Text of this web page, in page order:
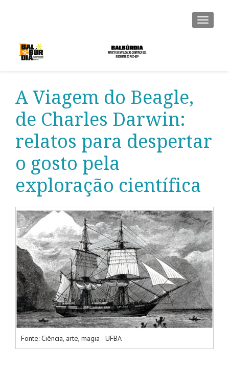
A Viagem do Beagle,
de Charles Darwin:
relatos para despertar
o gosto pela
exploração científica
Fonte: Ciência, arte, magia - UFBA